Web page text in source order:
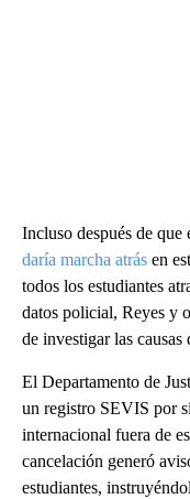
Incluso después de
daría marcha atrás en
todos los estudiantes
datos policial, Reyes y
de investigar las causas
El Departamento de
un registro SEVIS por
internacional fuera de
cancelación generó
estudiantes,